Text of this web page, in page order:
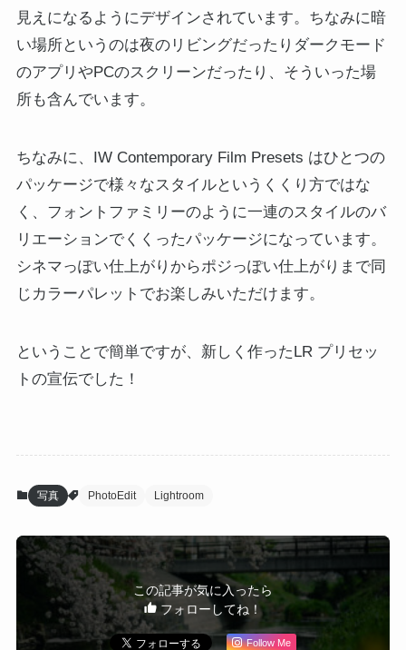
見えになるようにデザインされています。ちなみに暗
い場所というのは夜のリビングだったりダークモード
のアプリやPCのスクリーンだったり、そういった場
所も含んでいます。
ちなみに、IW Contemporary Film Presets はひとつの
パッケージで様々なスタイルというくくり方ではな
く、フォントファミリーのように一連のスタイルのバ
リエーションでくくったパッケージになっています。
シネマっぽい仕上がりからポジっぽい仕上がりまで同
じカラーパレットでお楽しみいただけます。
ということで簡単ですが、新しく作ったLR プリセッ
トの宣伝でした！
写真 PhotoEdit Lightroom
この記事が気に入ったら
フォローしてね！
Follow Me